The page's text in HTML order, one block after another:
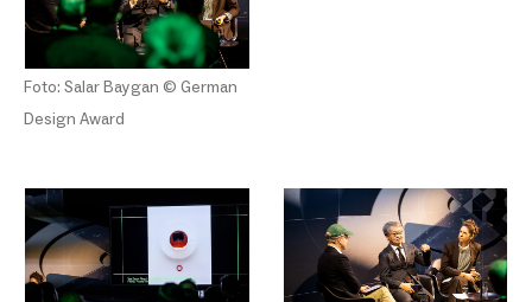
Foto: Salar Baygan © German
Design Award